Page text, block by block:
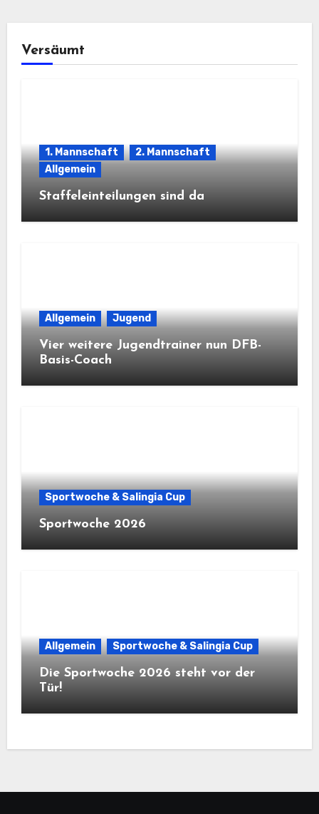
Versäumt
1. Mannschaft
2. Mannschaft
Allgemein
Staffeleinteilungen sind da
Allgemein Jugend
Vier weitere Jugendtrainer nun DFB-
Basis-Coach
Sportwoche & Salingia Cup
Sportwoche 2026
Allgemein Sportwoche & Salingia Cup
Die Sportwoche 2026 steht vor der
Tür!